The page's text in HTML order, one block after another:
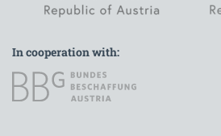
In cooperation with: